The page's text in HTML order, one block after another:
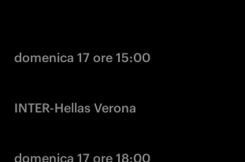
domenica 17 ore 15:00
INTER-Hellas Verona
domenica 17 ore 18:00